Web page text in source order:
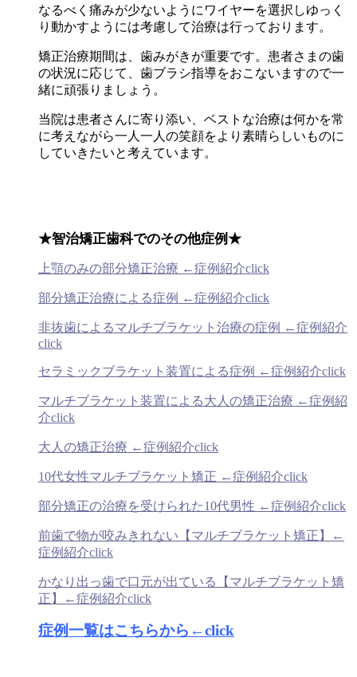
なるべく痛みが少ないようにワイヤーを選択しゆっく
り動かすようには考慮して治療は行っております。
矯正治療期間は、歯みがきが重要です。患者さまの歯
の状況に応じて、歯ブラシ指導をおこないますので一
緒に頑張りましょう。
当院は患者さんに寄り添い、ベストな治療は何かを常
に考えながら一人一人の笑顔をより素晴らしいものに
していきたいと考えています。
★智治矯正歯科でのその他症例★
上顎のみの部分矯正治療 ←症例紹介click
部分矯正治療による症例 ←症例紹介click
非抜歯によるマルチブラケット治療の症例 ←症例紹介
click
セラミックブラケット装置による症例 ←症例紹介click
マルチブラケット装置による大人の矯正治療 ←症例紹
介click
大人の矯正治療 ←症例紹介click
10代女性マルチブラケット矯正 ←症例紹介click
部分矯正の治療を受けられた10代男性 ←症例紹介click
前歯で物が咬みきれない【マルチブラケット矯正】←
症例紹介click
かなり出っ歯で口元が出ている【マルチブラケット矯
正】←症例紹介click
症例一覧はこちらから←click